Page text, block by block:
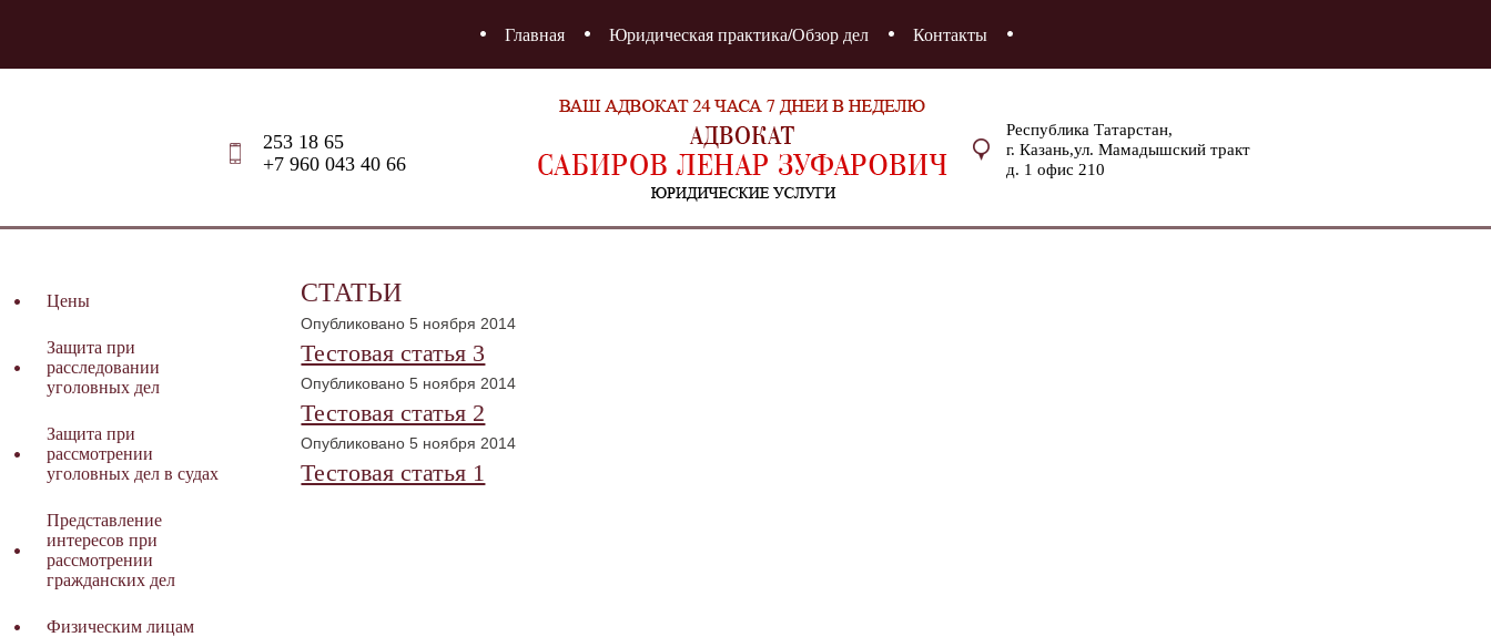
Главная Юридическая практика/Обзор дел Контакты
Республика Татарстан,
г. Казань,ул. Мамадышский тракт
д. 1 офис 210
253 18 65
+7 960 043 40 66
СТАТЬИ
Опубликовано 5 ноября 2014
Тестовая статья 3
Опубликовано 5 ноября 2014
Тестовая статья 2
Опубликовано 5 ноября 2014
Тестовая статья 1
Цены
Защита при
расследовании
уголовных дел
Защита при
рассмотрении
уголовных дел в судах
Представление
интересов при
рассмотрении
гражданских дел
Физическим лицам